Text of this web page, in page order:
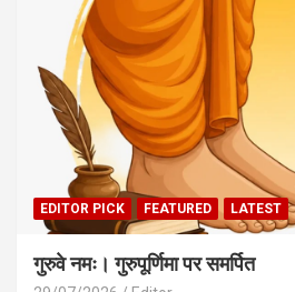
EDITOR PICK FEATURED LATEST
गुरुवे नमः। गुरुपूर्णिमा पर समर्पित